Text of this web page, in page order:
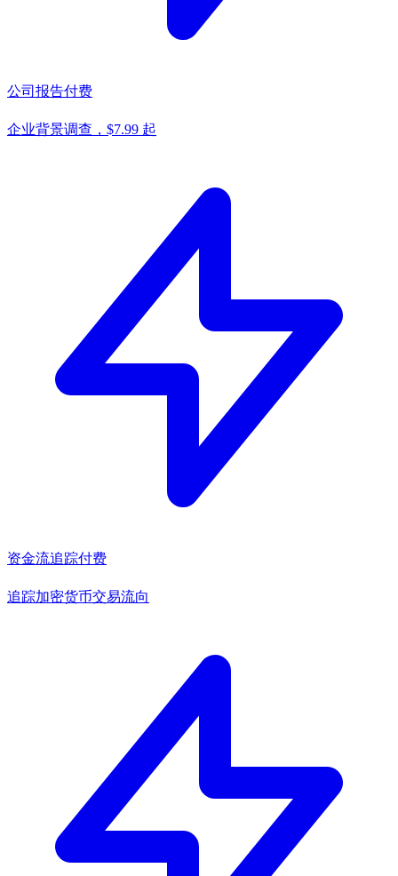
公司报告付费
企业背景调查，$7.99 起
资金流追踪付费
追踪加密货币交易流向